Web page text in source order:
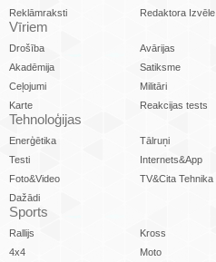
Reklāmraksti
Redaktora Izvēle
Vīriem
Drošība Avārijas
Akadēmija
Satiksme
Ceļojumi
Militāri
Karte
Reakcijas tests
Tehnoloģijas
Enerģētika Tālruņi
Testi
Internets&App
Foto&Video
TV&Cita Tehnika
Dažādi
Sports
Rallijs Kross
4x4
Moto